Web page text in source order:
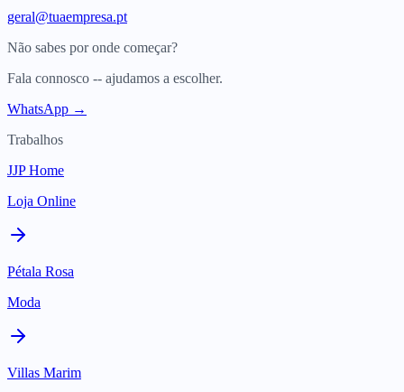
geral@tuaempresa.pt
Não sabes por onde começar?
Fala connosco -- ajudamos a escolher.
WhatsApp →
Trabalhos
JJP Home
Loja Online
Pétala Rosa
Moda
Villas Marim